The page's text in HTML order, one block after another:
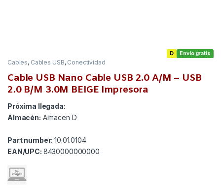
Envío gratis
D
Cables, Cables USB, Conectividad
Cable USB Nano Cable USB 2.0 A/M – USB
2.0 B/M 3.0M BEIGE Impresora
Próxima llegada:
Almacén: Almacen D
Part number:10.01.0104
EAN/UPC: 8430000000000